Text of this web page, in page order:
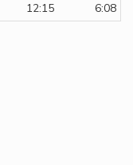
12:15 6:08